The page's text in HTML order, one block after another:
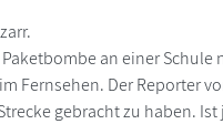
an einer
Fernsehen. Der Reporter
gebracht zu haben.